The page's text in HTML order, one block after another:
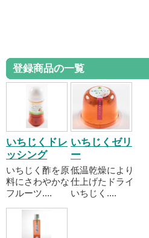
登録商品の一覧
いちじくドレ
ッシング
いちじく酢を原
料にさわやかな
フルーツ....
いちじくゼリ
ー
低温乾燥により
仕上げたドライ
いちじく....